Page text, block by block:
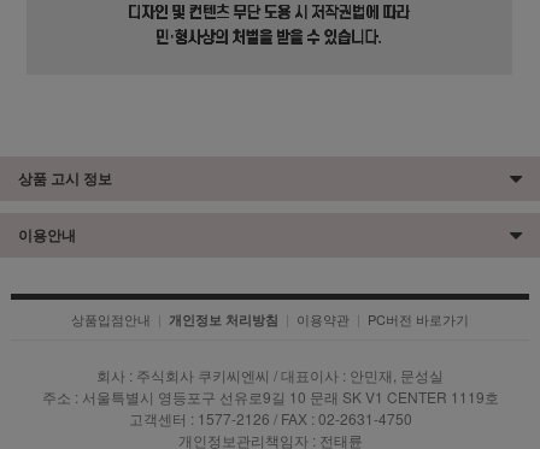
상품 고시 정보
이용안내
상품입점안내 | 개인정보 처리방침 | 이용약관 | PC버전 바로가기
회사 : 주식회사 쿠키씨엔씨 / 대표이사 : 안민재, 문성실
주소 : 서울특별시 영등포구 선유로9길 10 문래 SK V1 CENTER 1119호
고객센터 : 1577-2126 / FAX : 02-2631-4750
개인정보관리책임자 : 전태륜